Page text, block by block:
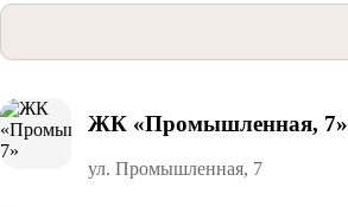
ЖК «Промышленная, 7»
ул. Промышленная, 7